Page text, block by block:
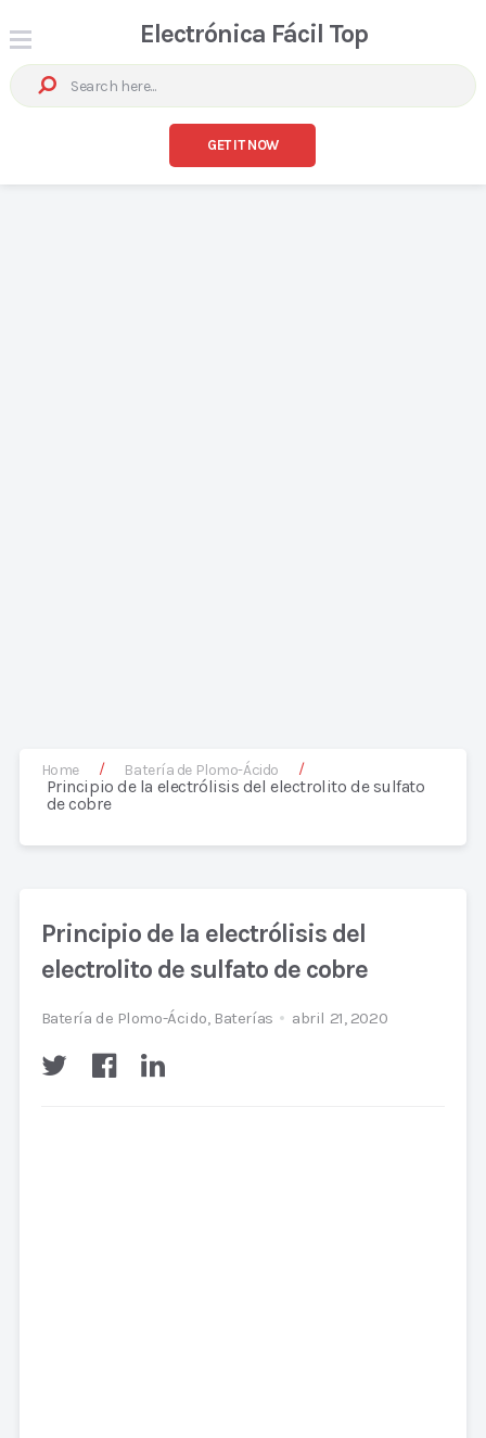
Electrónica Fácil Top
GET IT NOW
Home / Batería de Plomo-Ácido /
Principio de la electrólisis del electrolito de sulfato
de cobre
Principio de la electrólisis del
electrolito de sulfato de cobre
Batería de Plomo-Ácido, Baterías abril 21, 2020